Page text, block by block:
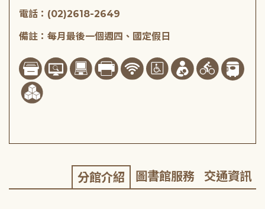
電話：(02)2618-2649
備註：每月最後一個週四、國定假日
分館介紹 圖書館服務 交通資訊